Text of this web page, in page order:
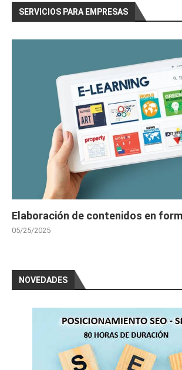
SERVICIOS PARA EMPRESAS
Elaboración de contenidos en
05/25/2025
NOVEDADES